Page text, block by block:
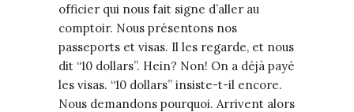
officier qui nous fait signe d’aller au
comptoir. Nous présentons nos
passeports et visas. Il les regarde, et nous
dit “10 dollars”. Hein? Non! On a déjà payé
les visas. “10 dollars” insiste-t-il encore.
Nous demandons pourquoi. Arrivent alors